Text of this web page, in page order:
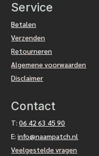
Service
Betalen
Verzenden
Retourneren
Algemene voorwaarden
Disclaimer
Contact
T:06 42 63 45 90
E:info@naampatch.nl
Veelgestelde vragen